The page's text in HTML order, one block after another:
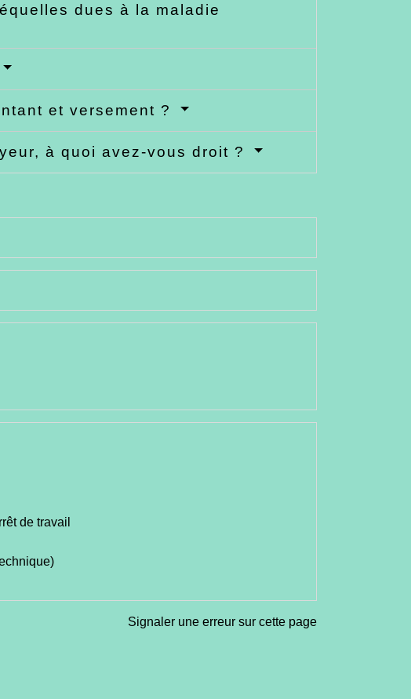
dues à la maladie
et versement ?
à quoi avez-vous droit ?
de travail
Signaler une erreur sur cette page